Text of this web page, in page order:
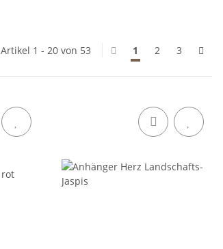
Artikel 1 - 20 von 53 1 2 3